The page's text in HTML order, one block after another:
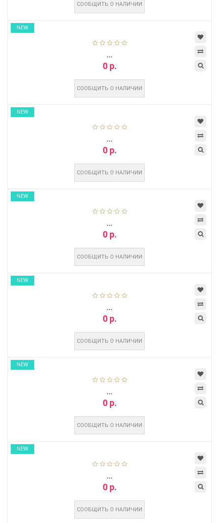
СООБЩИТЬ О НАЛИЧИИ
NEW
...
0 р.
СООБЩИТЬ О НАЛИЧИИ
NEW
...
0 р.
СООБЩИТЬ О НАЛИЧИИ
NEW
...
0 р.
СООБЩИТЬ О НАЛИЧИИ
NEW
...
0 р.
СООБЩИТЬ О НАЛИЧИИ
NEW
...
0 р.
СООБЩИТЬ О НАЛИЧИИ
NEW
...
0 р.
СООБЩИТЬ О НАЛИЧИИ